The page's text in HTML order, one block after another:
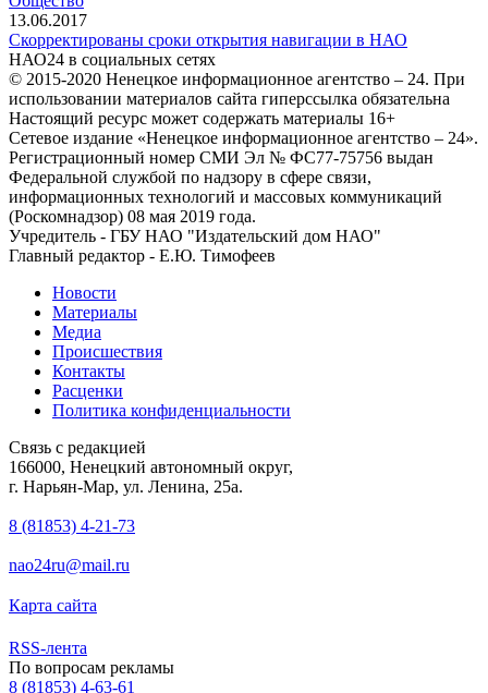
13.06.2017
Скорректированы сроки открытия навигации в НАО
НАО24 в социальных сетях
© 2015-2020 Ненецкое информационное агентство – 24. При
использовании материалов сайта гиперссылка обязательна
Настоящий ресурс может содержать материалы 16+
Сетевое издание «Ненецкое информационное агентство – 24».
Регистрационный номер СМИ Эл № ФС77-75756 выдан
Федеральной службой по надзору в сфере связи,
информационных технологий и массовых коммуникаций
(Роскомнадзор) 08 мая 2019 года.
Учредитель - ГБУ НАО "Издательский дом НАО"
Главный редактор - Е.Ю. Тимофеев
Новости
Материалы
Медиа
Происшествия
Контакты
Расценки
Политика конфиденциальности
Связь с редакцией
166000, Ненецкий автономный округ,
г. Нарьян-Мар, ул. Ленина, 25а.
8 (81853) 4-21-73
nao24ru@mail.ru
Карта сайта
RSS-лента
По вопросам рекламы
8 (81853) 4-63-61